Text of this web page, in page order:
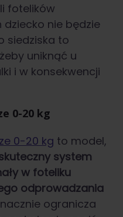
fotelików
nie będzie
siedziska to
uniknąć u
i w konsekwencji
0-20 kg
0-20 kg to model,
system
w foteliku
odprowadzania
ogranicza